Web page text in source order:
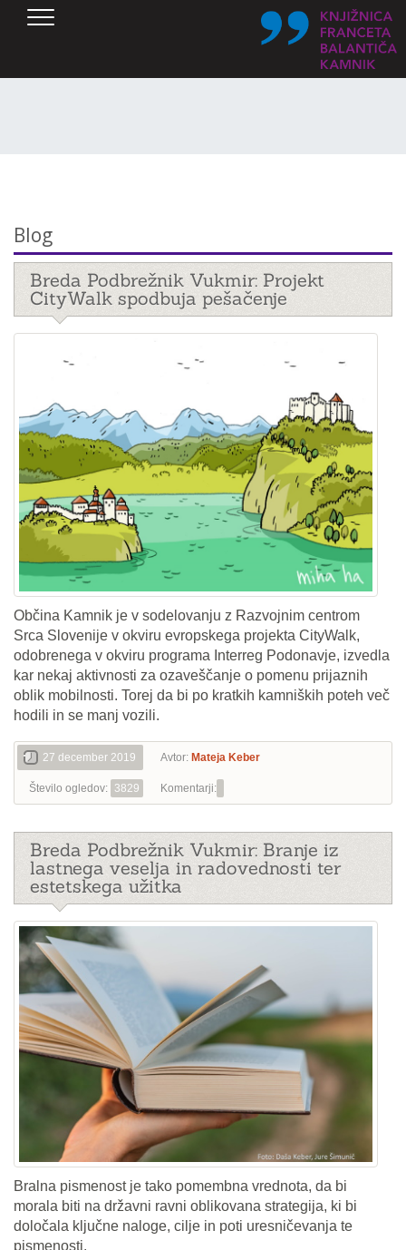
Blog
Breda Podbrežnik Vukmir: Projekt
CityWalk spodbuja pešačenje
Občina Kamnik je v sodelovanju z Razvojnim centrom
Srca Slovenije v okviru evropskega projekta CityWalk,
odobrenega v okviru programa Interreg Podonavje, izvedla
kar nekaj aktivnosti za ozaveščanje o pomenu prijaznih
oblik mobilnosti. Torej da bi po kratkih kamniških poteh več
hodili in se manj vozili.
27 december 2019 Avtor: Mateja Keber
Število ogledov: 3829 Komentarji:
Breda Podbrežnik Vukmir: Branje iz
lastnega veselja in radovednosti ter
estetskega užitka
Bralna pismenost je tako pomembna vrednota, da bi
morala biti na državni ravni oblikovana strategija, ki bi
določala ključne naloge, cilje in poti uresničevanja te
pismenosti.